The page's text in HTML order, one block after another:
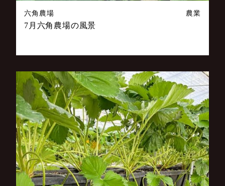
六角農場 農業
7月六角農場の風景